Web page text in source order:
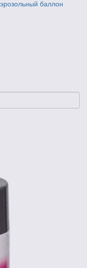
баллон